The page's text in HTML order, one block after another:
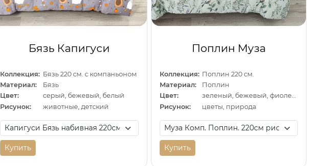
Бязь Капигуси
Коллекция: Бязь 220 см. с компаньоном
Материал:
Бязь
Цвет:
серый, бежевый, белый
Рисунок:
животные, детский
Купить
Поплин Муза
Коллекция: Поплин 220 см.
Материал:
Поплин
Цвет:
зеленый, бежевый, фиолетовый
Рисунок:
цветы, природа
Купить